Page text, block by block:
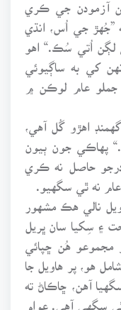
آزمودن جي ڪري
جي اُس، انڌي
اُتي سُڪ.“ اهو
کي به ساڳيوئي
جملو عام لوڪن ۾
اهڙو گُل آهي،
پهاڪي جون ٻيون
حاصل نه ڪري
نه ٿي سگهيو.
نالي هڪ مشهور
۽ سِکيا سان ڀريل
مجموعو هُن ڇپائي
هو، پر هاويل جا
آهن، ڇاڪاڻ ته
سگهي آهي. عوام